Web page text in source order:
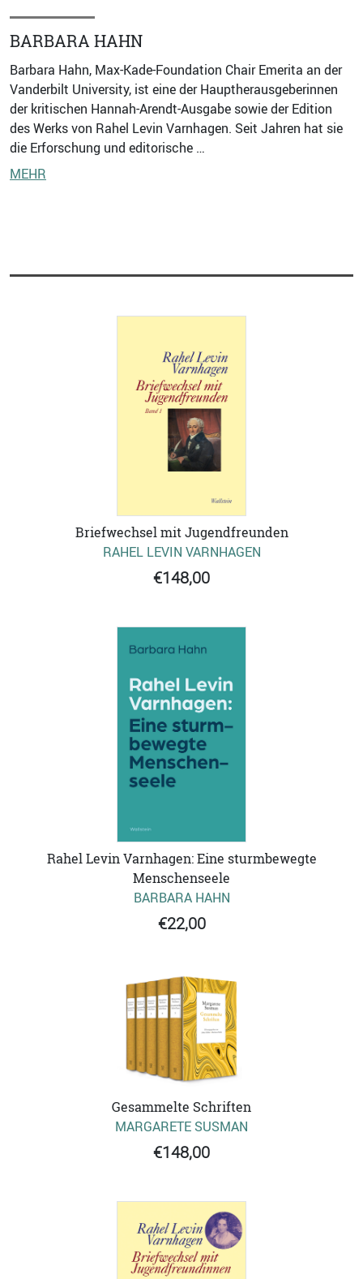
BARBARA HAHN
Barbara Hahn, Max-Kade-Foundation Chair Emerita an der
Vanderbilt University, ist eine der Hauptherausgeberinnen
der kritischen Hannah-Arendt-Ausgabe sowie der Edition
des Werks von Rahel Levin Varnhagen. Seit Jahren hat sie
die Erforschung und editorische …
MEHR
Briefwechsel mit Jugendfreunden
RAHEL LEVIN VARNHAGEN
€148,00
Rahel Levin Varnhagen: Eine sturmbewegte
Menschenseele
BARBARA HAHN
€22,00
Gesammelte Schriften
MARGARETE SUSMAN
€148,00